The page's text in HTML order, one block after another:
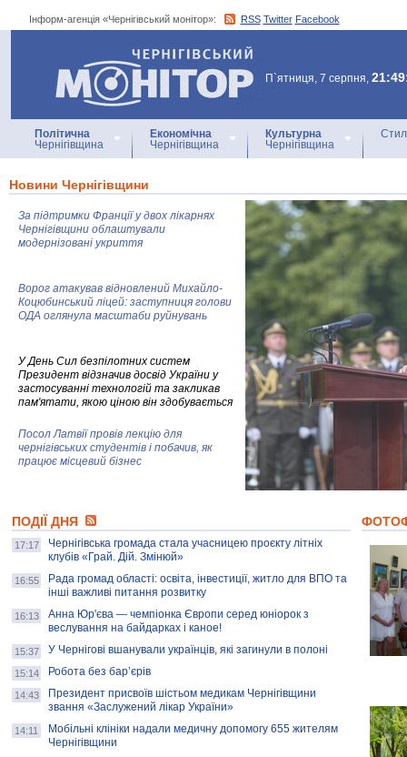
Інформ-агенція «Чернігівський монітор»: RSS Twitter Facebook
Інформ-агенція
«Чернігівський монітор»
П`ятниця, 7 серпня,
Політична
Чернігівщина
Економічна
Чернігівщина
Культурна
Чернігівщина
Новини Чернігівщини
За підтримки Франції у двох лікарнях
Чернігівщини облаштували
модернізовані укриття
Ворог атакував відновлений Михайло-
Коцюбинський ліцей: заступниця голови
ОДА оглянула масштаби руйнувань
У День Сил безпілотних систем
Президент відзначив досвід України у
застосуванні технологій та закликав
пам'ятати, якою ціною він здобувається
Посол Латвії провів лекцію для
чернігівських студентів і побачив, як
працює місцевий бізнес
колекцію про війну, емоції та тварин
AB InBev Efes Україна підтримала
навчальний проєкт "Молодіжна бізнес-
школа", спрямований на розвиток
підприємництва у Чернігівській області
Золота тварина: видання Forbes
написало про чернігівця Патрона: хто і
скільки на ньому заробляє? І куди
витрачають?
ПОДІЇ ДНЯ
17:17
Чернігівська громада стала учасницею проєкту літніх
клубів «Грай. Дій. Змінюй»
16:55
Рада громад області: освіта, інвестиції, житло для ВПО та
інші важливі питання розвитку
16:13
Анна Юр'єва — чемпіонка Європи серед юніорок з
веслування на байдарках і каное!
15:37 У Чернігові вшанували українців, які загинули в полоні
15:14 Робота без бар’єрів
14:43
Президент присвоїв шістьом медикам Чернігівщини
звання «Заслужений лікар України»
14:11
Мобільні клініки надали медичну допомогу 655 жителям
Чернігівщини